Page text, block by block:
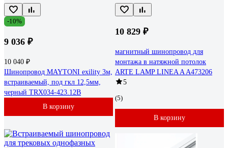
-10%
9 036 ₽
10 040 ₽
Шинопровод MAYTONI exility 3м,
встраиваемый, под гкл 12,5мм,
черный TRX034-423.12B
В корзину
10 829 ₽
магнитный шинопровод для
монтажа в натяжной потолок
ARTE LAMP LINEA A A473206
5
(5)
В корзину